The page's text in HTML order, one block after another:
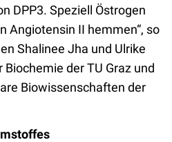
DPP3. Speziell Östrogen
Angiotensin II hemmen“, so
Shalinee Jha und Ulrike
der TU Graz und
Biowissenschaften der